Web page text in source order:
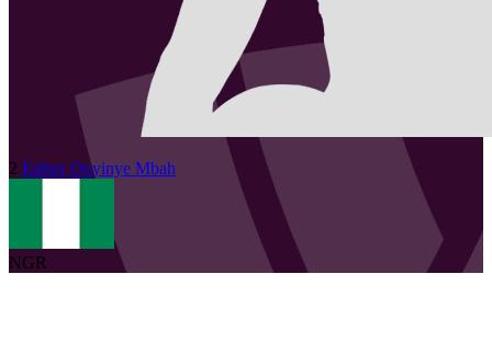
2 Esther Onyinye Mbah
NGR